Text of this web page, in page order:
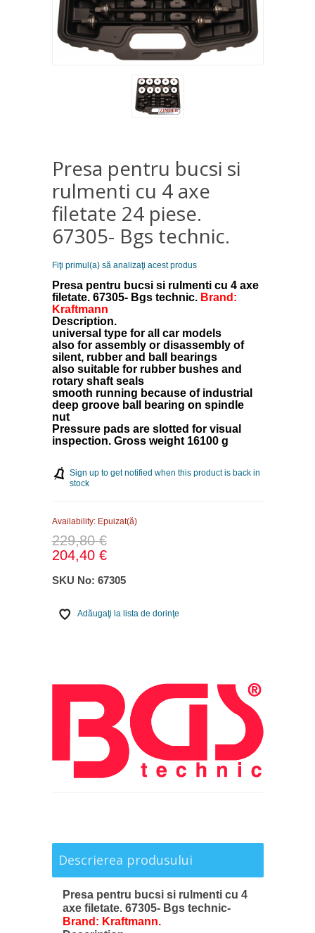
Presa pentru bucsi si
rulmenti cu 4 axe
filetate 24 piese.
67305- Bgs technic.
Fiţi primul(a) să analizaţi acest produs
Presa pentru bucsi si rulmenti cu 4 axe
filetate. 67305- Bgs technic.Brand:
Kraftmann
Description.
universal type for all car models
also for assembly or disassembly of
silent, rubber and ball bearings
also suitable for rubber bushes and
rotary shaft seals
smooth running because of industrial
deep groove ball bearing on spindle
nut
Pressure pads are slotted for visual
inspection. Gross weight 16100 g
Sign up to get notified when this product is back in
stock
Availability: Epuizat(ă)
229,80 €
204,40 €
SKU No: 67305
Adăugaţi la lista de dorinţe
Descrierea produsului
Presa pentru bucsi si rulmenti cu 4
axe filetate. 67305- Bgs technic-
Brand: Kraftmann.